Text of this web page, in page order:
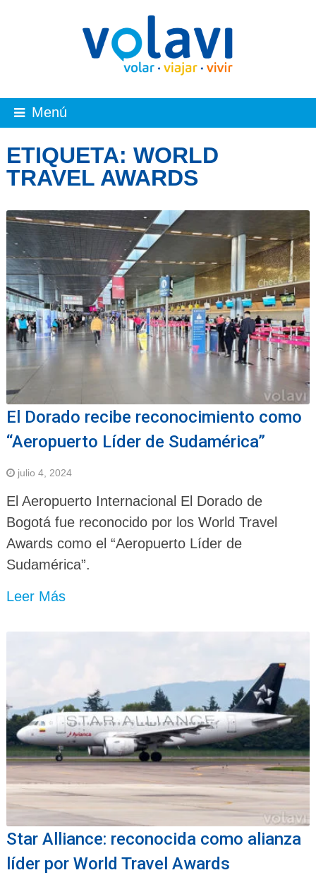
Menú
ETIQUETA: WORLD
TRAVEL AWARDS
El Dorado recibe reconocimiento como
“Aeropuerto Líder de Sudamérica”
julio 4, 2024
El Aeropuerto Internacional El Dorado de
Bogotá fue reconocido por los World Travel
Awards como el “Aeropuerto Líder de
Sudamérica”.
Leer Más
Star Alliance: reconocida como alianza
líder por World Travel Awards